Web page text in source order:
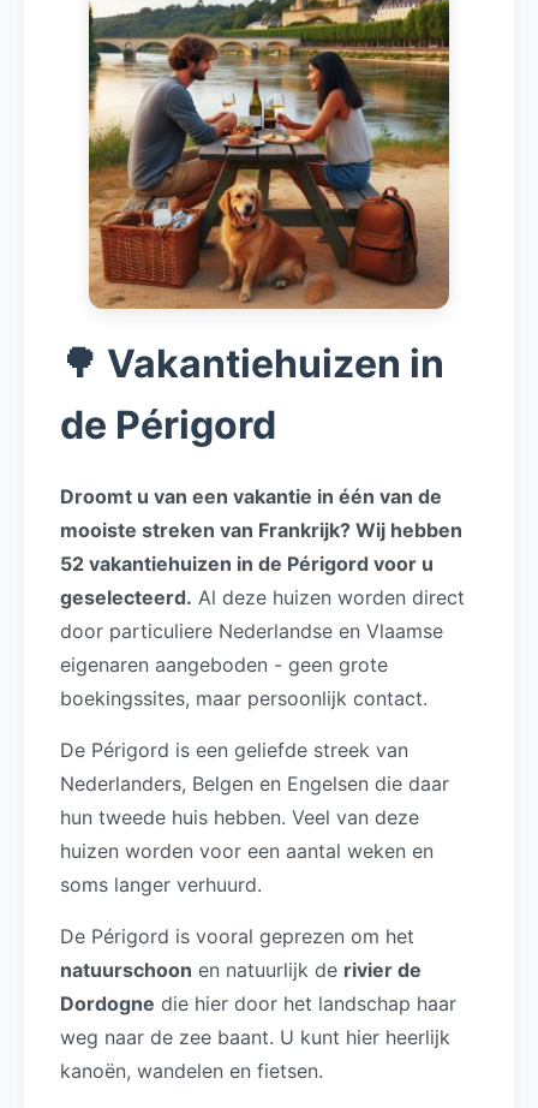
🌳 Vakantiehuizen in
de Périgord
Droomt u van een vakantie in één van de
mooiste streken van Frankrijk? Wij hebben
52 vakantiehuizen in de Périgord voor u
geselecteerd. Al deze huizen worden direct
door particuliere Nederlandse en Vlaamse
eigenaren aangeboden - geen grote
boekingssites, maar persoonlijk contact.
De Périgord is een geliefde streek van
Nederlanders, Belgen en Engelsen die daar
hun tweede huis hebben. Veel van deze
huizen worden voor een aantal weken en
soms langer verhuurd.
De Périgord is vooral geprezen om het
natuurschoon en natuurlijk de rivier de
Dordogne die hier door het landschap haar
weg naar de zee baant. U kunt hier heerlijk
kanoën, wandelen en fietsen.